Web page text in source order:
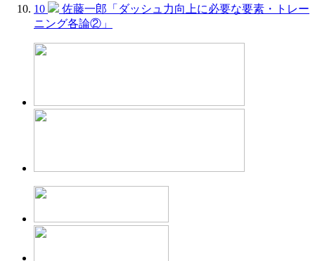
10
佐藤一郎「ダッシュ力向上に必要な要素・トレー
ニング各論②」